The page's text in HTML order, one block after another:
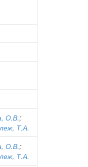
О.В.;
Т.А.
О.В.;
Т.А.